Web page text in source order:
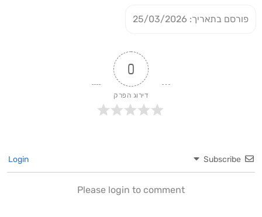
פורסם בתאריך: 25/03/2026
0
דירוג הפרק
Subscribe
Please login to comment